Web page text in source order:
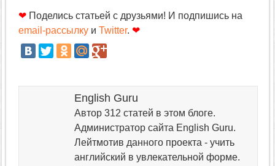
❤ Поделись статьей с друзьями! И подпишись на
email-рассылку и Twitter. ❤
English Guru
Автор 312 статей в этом блоге.
Администратор сайта English Guru.
Лейтмотив данного проекта - учить
английский в увлекательной форме.